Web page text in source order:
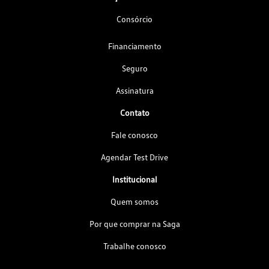
Consórcio
Financiamento
Seguro
Assinatura
Contato
Fale conosco
Agendar Test Drive
Institucional
Quem somos
Por que comprar na Saga
Trabalhe conosco